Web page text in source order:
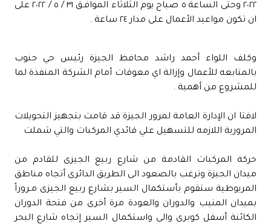
٢٠٢٢ وحتى الساعة ٥ صباح يوم الثلاثاء الموافـق ٣١ / ٥ / ٢٠٢٢ على
ان تكون مواعيد الأعمال على مدار ٢٤ ساعة .
وكلف اللواء أحمد راشد محافظ الجيزة رئيس حي جنوب
بالمتابعه للأعمال وإزالة اي معوقات أمام الشركة المنفذة لما
للمشروع من أهمية .
لافتا ان الإدارة العامة لمرور الجيزة قد قامت بتجهيز التحويلات
المرورية اللازمه للتسهيل علي قائدي المركبات والتي شملت
حركة المركبات القادمة من شارع ربيع الجيزى للقادم من
ميدان الجيزة وترغب بالصعود الى الطريق الدائرى أتجاه مناطق
المريوطية ستقوم بأستكمال السير بشارع ربيع الجيزى مـروراً
بميدان المنيب والدوران والعودة مرة أخرى من فتحة الدوران
الكائنة أسفل كوبرى والى واستكمال السير إتجاه شارع البحر